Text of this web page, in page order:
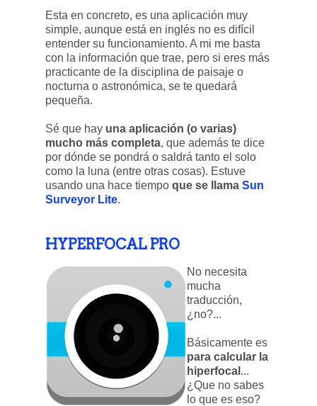
Esta en concreto, es una aplicación muy
simple, aunque está en inglés no es difícil
entender su funcionamiento. A mi me basta
con la información que trae, pero si eres más
practicante de la disciplina de paisaje o
nocturna o astronómica, se te quedará
pequeña.
Sé que hay una aplicación (o varias)
mucho más completa, que además te dice
por dónde se pondrá o saldrá tanto el solo
como la luna (entre otras cosas). Estuve
usando una hace tiempo que se llama Sun
Surveyor Lite.
HYPERFOCAL PRO
No necesita
mucha
traducción,
¿no?...
Básicamente es
para calcular la
hiperfocal ...
¿Que no sabes
lo que es eso?